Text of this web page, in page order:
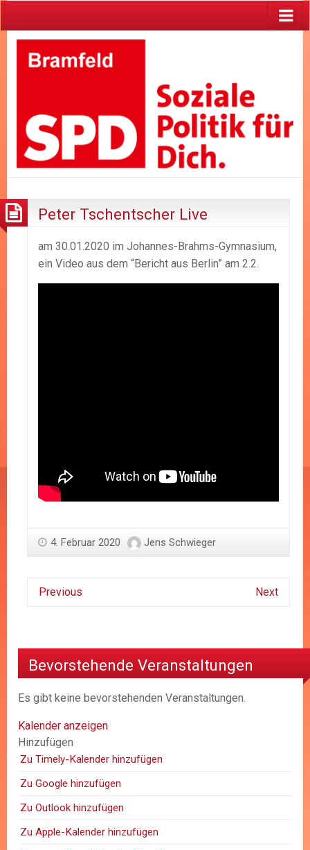
Peter Tschentscher Live
am 30.01.2020 im Johannes-Brahms-Gymnasium,
ein Video aus dem “Bericht aus Berlin” am 2.2.
4. Februar 2020 Jens Schwieger
Previous Next
Bevorstehende Veranstaltungen
Es gibt keine bevorstehenden Veranstaltungen.
Kalender anzeigen
Hinzufügen
Zu Timely-Kalender hinzufügen
Zu Google hinzufügen
Zu Outlook hinzufügen
Zu Apple-Kalender hinzufügen